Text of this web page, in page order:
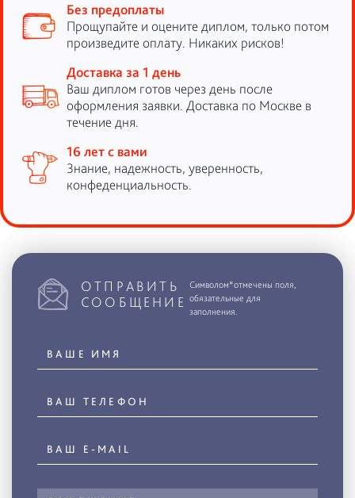
Без предоплаты
Прощупайте и оцените диплом, только потом
произведите оплату. Никаких рисков!
Доставка за 1 день
Ваш диплом готов через день после
оформления заявки. Доставка по Москве в
течение дня.
16 лет с вами
Знание, надежность, уверенность,
конфеденциальность.
ОТПРАВИТЬ
СООБЩЕНИЕ
Символом*отмечены поля,
обязательные для
заполнения.